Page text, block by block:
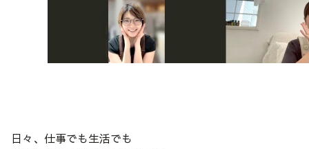
日々、仕事でも生活でも